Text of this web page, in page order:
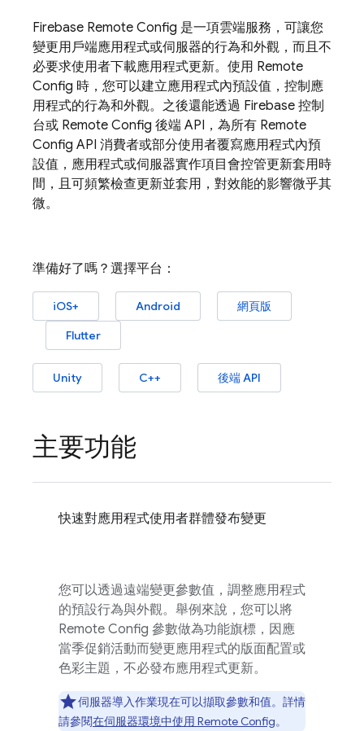
Firebase Remote Config 是一項雲端服務，可讓您
變更用戶端應用程式或伺服器的行為和外觀，而且不
必要求使用者下載應用程式更新。使用 Remote
Config 時，您可以建立應用程式內預設值，控制應
用程式的行為和外觀。之後還能透過 Firebase 控制
台或 Remote Config 後端 API，為所有 Remote
Config API 消費者或部分使用者覆寫應用程式內預
設值，應用程式或伺服器實作項目會控管更新套用時
間，且可頻繁檢查更新並套用，對效能的影響微乎其
微。
準備好了嗎？選擇平台：
iOS+ Android
網頁版
Flutter
Unity C++ 後端 API
主要功能
快速對應用程式使用者群體發布變更
您可以透過遠端變更參數值，調整應用程式
的預設行為與外觀。舉例來說，您可以將
Remote Config 參數做為功能旗標，因應
當季促銷活動而變更應用程式的版面配置或
色彩主題，不必發布應用程式更新。
伺服器導入作業現在可以擷取參數和值。詳情
請參閱在伺服器環境中使用 Remote Config。